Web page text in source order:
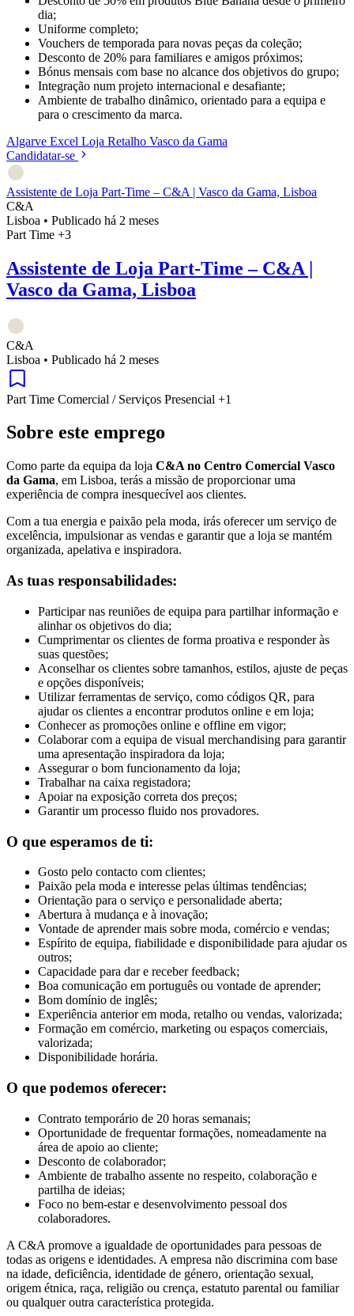
dia;
Uniforme completo;
Vouchers de temporada para novas peças da coleção;
Desconto de 20% para familiares e amigos próximos;
Bónus mensais com base no alcance dos objetivos do grupo;
Integração num projeto internacional e desafiante;
Ambiente de trabalho dinâmico, orientado para a equipa e
para o crescimento da marca.
Algarve Excel Loja Retalho Vasco da Gama
Candidatar-se
Assistente de Loja Part-Time – C&A | Vasco da Gama, Lisboa
C&A
Lisboa • Publicado há 2 meses
Part Time +3
Assistente de Loja Part-Time – C&A |
Vasco da Gama, Lisboa
C&A
Lisboa • Publicado há 2 meses
Part Time Comercial / Serviços Presencial +1
Sobre este emprego
Como parte da equipa da loja C&A no Centro Comercial Vasco
da Gama, em Lisboa, terás a missão de proporcionar uma
experiência de compra inesquecível aos clientes.
Com a tua energia e paixão pela moda, irás oferecer um serviço de
excelência, impulsionar as vendas e garantir que a loja se mantém
organizada, apelativa e inspiradora.
As tuas responsabilidades:
Participar nas reuniões de equipa para partilhar informação e
alinhar os objetivos do dia;
Cumprimentar os clientes de forma proativa e responder às
suas questões;
Aconselhar os clientes sobre tamanhos, estilos, ajuste de peças
e opções disponíveis;
Utilizar ferramentas de serviço, como códigos QR, para
ajudar os clientes a encontrar produtos online e em loja;
Conhecer as promoções online e offline em vigor;
Colaborar com a equipa de visual merchandising para garantir
uma apresentação inspiradora da loja;
Assegurar o bom funcionamento da loja;
Trabalhar na caixa registadora;
Apoiar na exposição correta dos preços;
Garantir um processo fluido nos provadores.
O que esperamos de ti:
Gosto pelo contacto com clientes;
Paixão pela moda e interesse pelas últimas tendências;
Orientação para o serviço e personalidade aberta;
Abertura à mudança e à inovação;
Vontade de aprender mais sobre moda, comércio e vendas;
Espírito de equipa, fiabilidade e disponibilidade para ajudar os
outros;
Capacidade para dar e receber feedback;
Boa comunicação em português ou vontade de aprender;
Bom domínio de inglês;
Experiência anterior em moda, retalho ou vendas, valorizada;
Formação em comércio, marketing ou espaços comerciais,
valorizada;
Disponibilidade horária.
O que podemos oferecer:
Contrato temporário de 20 horas semanais;
Oportunidade de frequentar formações, nomeadamente na
área de apoio ao cliente;
Desconto de colaborador;
Ambiente de trabalho assente no respeito, colaboração e
partilha de ideias;
Foco no bem-estar e desenvolvimento pessoal dos
colaboradores.
A C&A promove a igualdade de oportunidades para pessoas de
todas as origens e identidades. A empresa não discrimina com base
na idade, deficiência, identidade de género, orientação sexual,
origem étnica, raça, religião ou crença, estatuto parental ou familiar
ou qualquer outra característica protegida.